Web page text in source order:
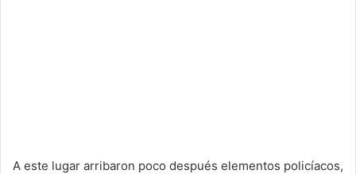
A este lugar arribaron poco después elementos policíacos,